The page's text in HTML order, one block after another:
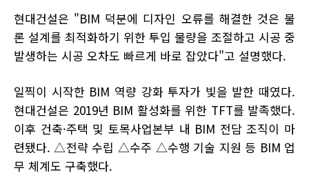
현대건설은 "BIM 덕분에 디자인 오류를 해결한 것은 물
론 설계를 최적화하기 위한 투입 물량을 조절하고 시공 중
발생하는 시공 오차도 빠르게 바로 잡았다"고 설명했다.
일찍이 시작한 BIM 역량 강화 투자가 빛을 발한 때였다.
현대건설은 2019년 BIM 활성화를 위한 TFT를 발족했다.
이후 건축·주택 및 토목사업본부 내 BIM 전담 조직이 마
련됐다. △전략 수립 △수주 △수행 기술 지원 등 BIM 업
무 체계도 구축했다.